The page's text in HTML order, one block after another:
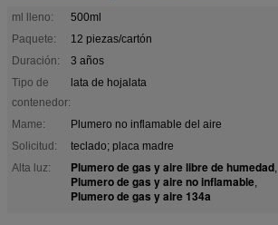
ml lleno:
500ml
Paquete:
12 piezas/cartón
Duración:
3 años
Tipo de
contenedor:
lata de hojalata
Mame:
Plumero no inflamable del aire
Solicitud:
teclado; placa madre
Alta luz:
Plumero de gas y aire libre de humedad,
Plumero de gas y aire no inflamable,
Plumero de gas y aire 134a